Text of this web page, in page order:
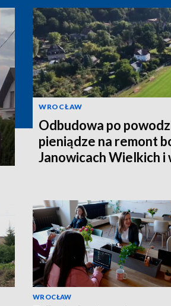
WROCŁAW
Odbudowa po
pieniądze na remont
Janowicach Wielkich i
WROCŁAW